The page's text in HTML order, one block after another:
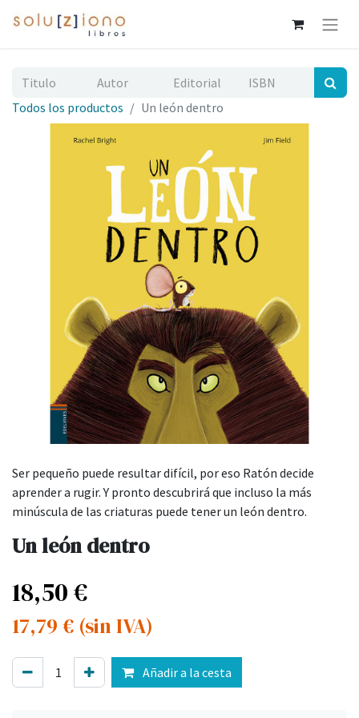
Todos los productos Un león dentro
Ser pequeño puede resultar difícil, por eso Ratón decide
aprender a rugir. Y pronto descubrirá que incluso la más
minúscula de las criaturas puede tener un león dentro.
Un león dentro
18,50€
17,79 € (sin IVA)
Añadir a la cesta